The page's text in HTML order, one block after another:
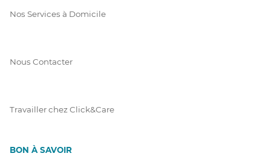
Nos Services à Domicile
Nous Contacter
Travailler chez Click&Care
BON À SAVOIR